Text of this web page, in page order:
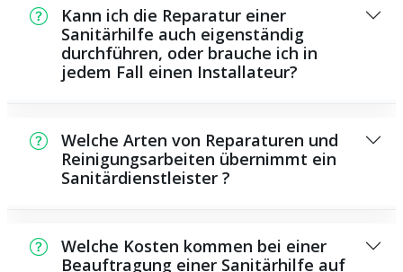
Zeitraum an der Schadensstelle sein. Dies
hängt unter anderem von der Auftragslage
zu diesem Zeitpunkt ab sowie von der
Verkehrslage und der Entfernung zu Ihnen.
Kann ich die Reparatur einer
Sanitärhilfe auch eigenständig
durchführen, oder brauche ich in
jedem Fall einen Installateur?
Wartungsarbeiten, die Sie eigenständig
durchführen können, beispielsweise die
Anwendung von Rohrreinigungsmitteln aus
Einsatz von spezialisiertem Werkzeug oder
speziellem Wissen benötigen, besser
Welche Arten von Reparaturen und
Reinigungsarbeiten übernimmt ein
Sanitärdienstleister ?
Vielzahl von Reparaturen und
Reinigungsarbeiten, darunter das
Welche Kosten kommen bei einer
Beauftragung einer Sanitärhilfe auf